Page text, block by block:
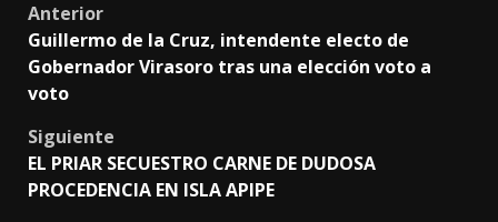
Post
navigation
Anterior
Guillermo de la Cruz, intendente electo de
Gobernador Virasoro tras una elección voto a
voto
Siguiente
EL PRIAR SECUESTRO CARNE DE DUDOSA
PROCEDENCIA EN ISLA APIPE